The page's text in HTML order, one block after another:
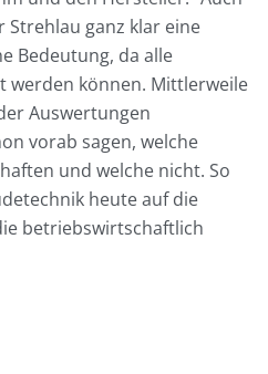
Strehlau ganz klar eine
Bedeutung, da alle
werden können. Mittlerweile
Auswertungen
vorab sagen, welche
und welche nicht. So
heute auf die
betriebswirtschaftlich